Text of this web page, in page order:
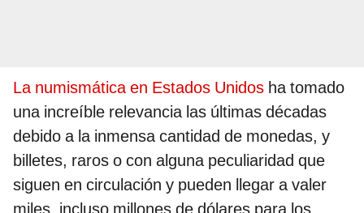
La numismática en Estados Unidos ha tomado
una increíble relevancia las últimas décadas
debido a la inmensa cantidad de monedas, y
billetes, raros o con alguna peculiaridad que
siguen en circulación y pueden llegar a valer